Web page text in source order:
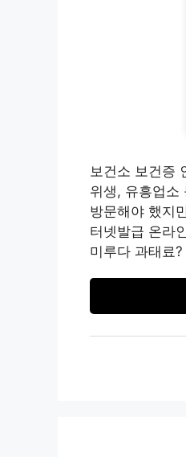
보건소 보건증
위생, 유흥업소
방문해야 했지
터넷발급 온라
미루다 과태료